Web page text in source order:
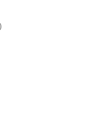
Bewertung von 4.6